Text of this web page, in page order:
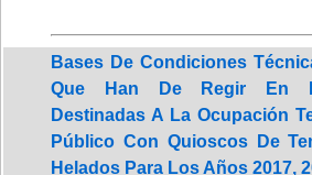
Bases De Condiciones
Que Han De Regir En
Destinadas A La Ocupación
Público Con Quioscos De
Helados Para Los Años 2017,